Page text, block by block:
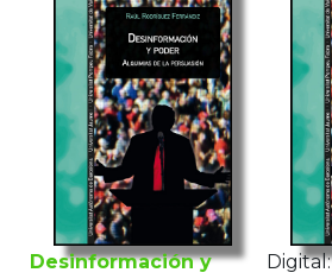
Desinformación y
Digital: